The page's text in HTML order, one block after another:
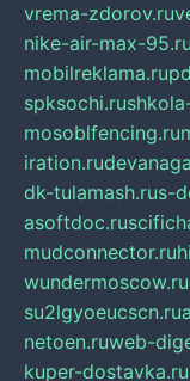
vrema-zdorov.ru
nike-air-max-95.ru
mobilreklama.ru
spksochi.ru
mosoblfencing.ru
iration.ru
dk-tulamash.rus-
asoftdoc.ru
mudconnector.ru
wundermoscow.ru
su2lgyoeucscn.ru
netoen.ruweb-
kuper-dostavka.ru